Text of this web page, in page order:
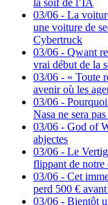
la soif de l’IA
03/06 - La
une voiture de
Cybertruck
03/06 - Qwant
vrai début de la
03/06 - « Toute
avenir où les
03/06 -
Nasa ne sera
03/06 - God of
abjectes
03/06 - Le
flippant de notre
03/06 - Cet
perd 500 €
03/06 - Bientôt